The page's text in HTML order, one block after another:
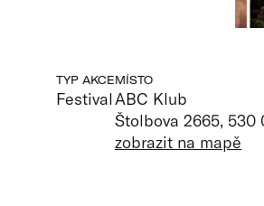
TYP AKCE
Festival
MÍSTO
ABC Klub
Štolbova 2665, 530
zobrazit na mapě